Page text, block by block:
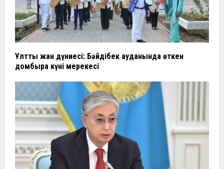
Ұлттың жан дүниесі: Бәйдібек ауданында өткен
домбыра күні мерекесі